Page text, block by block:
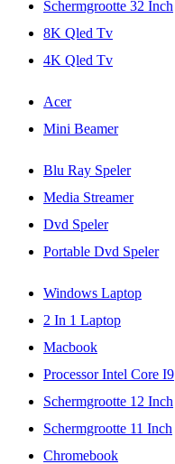
Schermgrootte 32 Inch
8K Qled Tv
4K Qled Tv
Acer
Mini Beamer
Blu Ray Speler
Media Streamer
Dvd Speler
Portable Dvd Speler
Windows Laptop
2 In 1 Laptop
Macbook
Processor Intel Core I9
Schermgrootte 12 Inch
Schermgrootte 11 Inch
Chromebook